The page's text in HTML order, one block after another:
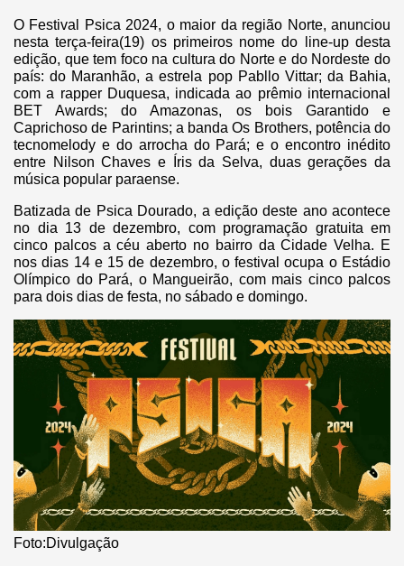
O Festival Psica 2024, o maior da região Norte, anunciou
nesta terça-feira(19) os primeiros nome do line-up desta
edição, que tem foco na cultura do Norte e do Nordeste do
país: do Maranhão, a estrela pop Pabllo Vittar; da Bahia,
com a rapper Duquesa, indicada ao prêmio internacional
BET Awards; do Amazonas, os bois Garantido e
Caprichoso de Parintins; a banda Os Brothers, potência do
tecnomelody e do arrocha do Pará; e o encontro inédito
entre Nilson Chaves e Íris da Selva, duas gerações da
música popular paraense.
Batizada de Psica Dourado, a edição deste ano acontece
no dia 13 de dezembro, com programação gratuita em
cinco palcos a céu aberto no bairro da Cidade Velha. E
nos dias 14 e 15 de dezembro, o festival ocupa o Estádio
Olímpico do Pará, o Mangueirão, com mais cinco palcos
para dois dias de festa, no sábado e domingo.
Foto:Divulgação